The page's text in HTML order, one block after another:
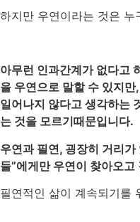
하지만 우연이라는 것은 누
아무런 인과간계가 없다고
을 우연으로 말할 수 있지
일어나지 않다고 생각하는
는 것을 모르기때문입니다.
우연과 필연, 굉장히 거리
들”에게만 우연이 찾아오
필연적인 삶이 계속되기를